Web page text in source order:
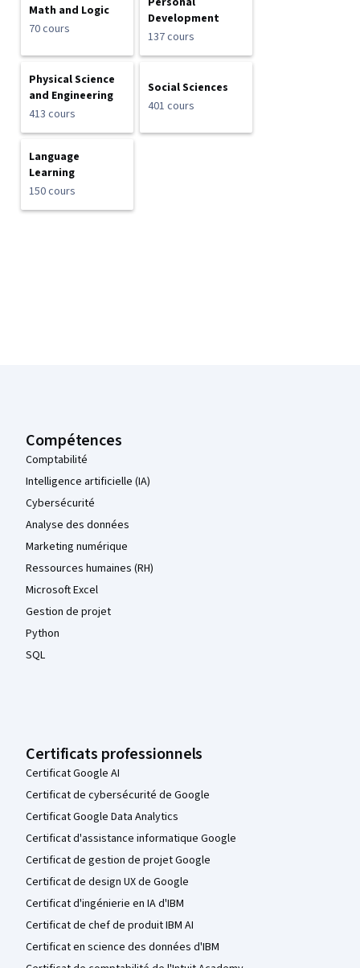
Math and Logic
70 cours
Development
137 cours
Physical Science
and Engineering
413 cours
Social Sciences
401 cours
Language
Learning
150 cours
Compétences
Comptabilité
Intelligence artificielle (IA)
Cybersécurité
Analyse des données
Marketing numérique
Ressources humaines (RH)
Microsoft Excel
Gestion de projet
Python
SQL
Certificats professionnels
Certificat Google AI
Certificat de cybersécurité de Google
Certificat Google Data Analytics
Certificat d'assistance informatique Google
Certificat de gestion de projet Google
Certificat de design UX de Google
Certificat d'ingénierie en IA d'IBM
Certificat de chef de produit IBM AI
Certificat en science des données d'IBM